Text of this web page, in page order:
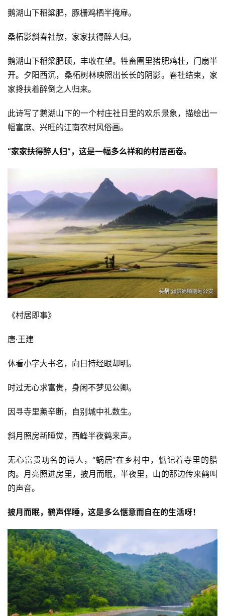
诗
鹅湖山下稻粱肥，豚栅鸡栖半掩扉。
桑柘影斜春社散，家家扶得醉人归。
鹅湖山下稻梁肥硕，丰收在望。牲畜圈里猪肥鸡壮，门扇半
开。夕阳西沉，桑柘树林映照出长长的阴影。春社结束，家
家搀扶着醉倒之人归来。
此诗写了鹅湖山下的一个村庄社日里的欢乐景象，描绘出一
幅富庶、兴旺的江南农村风俗画。
“家家扶得醉人归”，这是一幅多么祥和的村居画卷。
《村居即事》
唐·王建
休看小字大书名，向日持经眼却明。
时过无心求富贵，身闲不梦见公卿。
因寻寺里薰辛断，自别城中礼数生。
斜月照房新睡觉，西峰半夜鹤来声。
无心富贵功名的诗人，“蜗居”在乡村中，惦记着寺里的腊
肉。月亮照进房里，披月而眠，半夜里，山的那边传来鹤叫
的声音。
披月而眠，鹤声伴睡，这是多么惬意而自在的生活呀！